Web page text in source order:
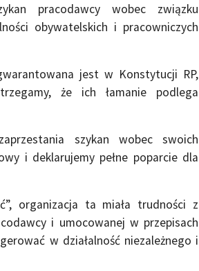
pracodawcy wobec związku
obywatelskich i pracowniczych
jest w Konstytucji RP,
że ich łamanie podlega
szykan wobec swoich
i deklarujemy pełne poparcie dla
organizacja ta miała trudności z
i umocowanej w przepisach
w działalność niezależnego i